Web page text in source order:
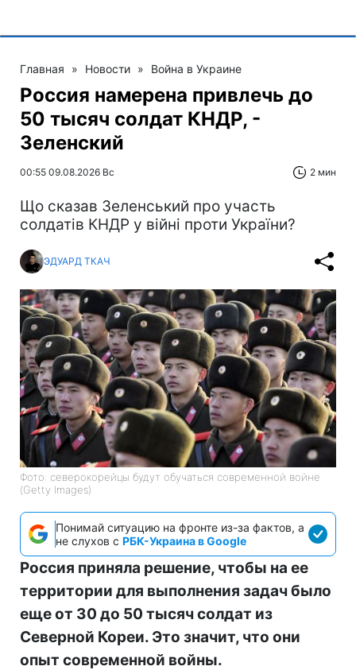
Главная » Новости » Война в Украине
Россия намерена привлечь до
50 тысяч солдат КНДР, -
Зеленский
00:55 09.08.2026 Вс 2 мин
Що сказав Зеленський про участь
солдатів КНДР у війні проти України?
ЭДУАРД ТКАЧ
Фото: северокорейцы будут обучаться современной войне
(Getty Images)
Понимай ситуацию на фронте из-за фактов, а
не слухов с РБК-Украина в Google
Россия приняла решение, чтобы на ее
территории для выполнения задач было
еще от 30 до 50 тысяч солдат из
Северной Кореи. Это значит, что они
опыт современной войны.